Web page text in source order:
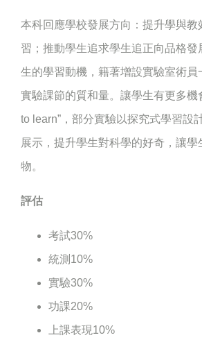
本科回應學校發展方向：提升學與教
習；推動學生追求學生追正向品格發
生的學習動機，籍著增設實驗室術員
實驗課節的質和量。讓學生有更多機
to learn”，部分實驗以探究式學習設
展示，提升學生對科學的好奇，讓
物。
評估
考試30%
統測10%
實驗30%
功課20%
上課表現10%